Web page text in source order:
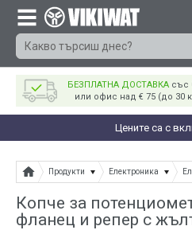
БЕЗПЛАТНА ДОСТАВКА със
или офис над € 75 (до 30
Цените са с
Продукти Електроника
Копче за
фланец и репер с